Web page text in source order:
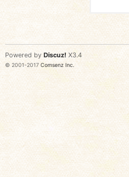
Powered by Discuz! X3.4
© 2001-2017 Comsenz Inc.